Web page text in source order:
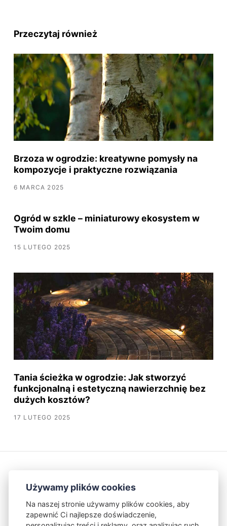
Przeczytaj również
Brzoza w ogrodzie: kreatywne pomysły na
kompozycje i praktyczne rozwiązania
6 MARCA 2025
Ogród w szkle – miniaturowy ekosystem w
Twoim domu
15 LUTEGO 2025
Tania ścieżka w ogrodzie: Jak stworzyć
funkcjonalną i estetyczną nawierzchnię bez
dużych kosztów?
17 LUTEGO 2025
Kontakt Polityka Prywatności
Używamy plików cookies
Na naszej stronie używamy plików cookies, aby
zapewnić Ci najlepsze doświadczenie,